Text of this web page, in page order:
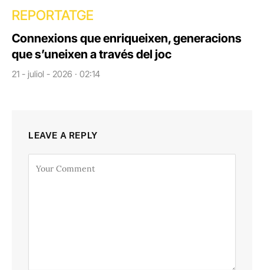
REPORTATGE
Connexions que enriqueixen, generacions
que s’uneixen a través del joc
21 - juliol - 2026 · 02:14
LEAVE A REPLY